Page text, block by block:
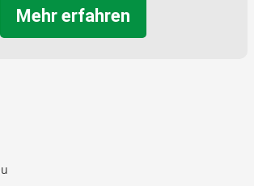
Mehr erfahren